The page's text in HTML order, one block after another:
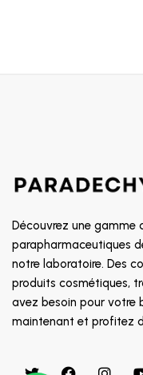
Découvrez une gamme
parapharmaceutiques
notre laboratoire. Des
produits cosmétiques,
avez besoin pour votre
maintenant et profitez